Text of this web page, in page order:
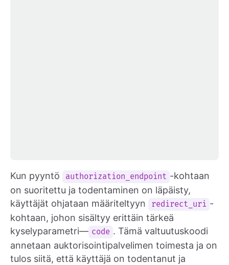
Kun pyyntö authorization_endpoint -kohtaan
on suoritettu ja todentaminen on läpäisty,
käyttäjät ohjataan määriteltyyn
redirect_uri -
kohtaan, johon sisältyy erittäin tärkeä
kyselyparametri— code . Tämä valtuutuskoodi
annetaan auktorisointipalvelimen toimesta ja on
tulos siitä, että käyttäjä on todentanut ja